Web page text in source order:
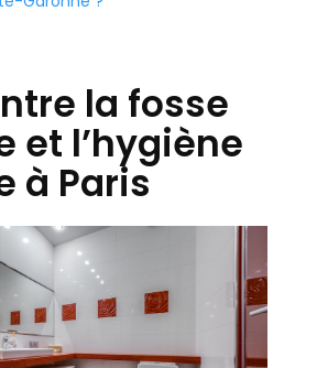
la fosse
et l’hygiène
à Paris